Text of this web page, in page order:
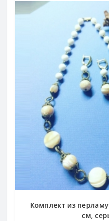
Комплект из
см,